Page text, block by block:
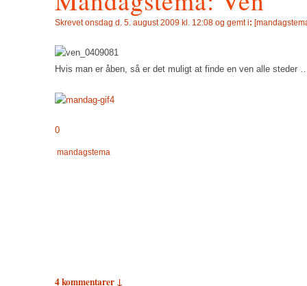
Skrevetonsdag d. 5. august 2009 kl. 12:08 og gemt i: [
Hvis man er åben, så er det muligt at finde en ven alle steder
0
mandagstema
4 kommentarer ↓